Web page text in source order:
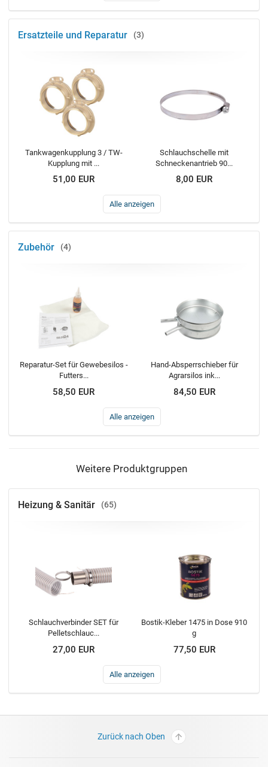
Ersatzteile und Reparatur 3
Tankwagenkupplung 3 / TW-
Kupplung mit ...
51,00 EUR
Schlauchschelle mit
Schneckenantrieb 90...
8,00 EUR
Alle anzeigen
Zubehör 4
Reparatur-Set für Gewebesilos -
Futters...
58,50 EUR
Hand-Absperrschieber für
Agrarsilos ink...
84,50 EUR
Alle anzeigen
Weitere Produktgruppen
Heizung & Sanitär 65
Schlauchverbinder SET für
Pelletschlauc...
27,00 EUR
Bostik-Kleber 1475 in Dose 910
g
77,50 EUR
Alle anzeigen
Zurück nach Oben